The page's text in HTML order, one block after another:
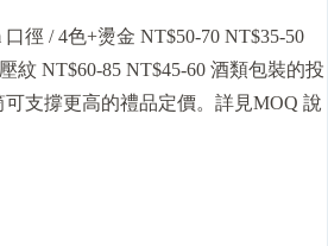
口徑 / 4色+燙金 NT$50-70 NT$35-50
紋 NT$60-85 NT$45-60 酒類包裝的投
支撐更高的禮品定價。詳見MOQ 說